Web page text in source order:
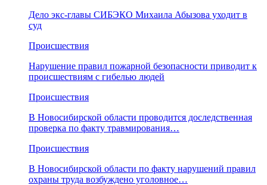
Дело экс-главы СИБЭКО Михаила Абызова уходит в
суд
Происшествия
Нарушение правил пожарной безопасности приводит к
происшествиям с гибелью людей
Происшествия
В Новосибирской области проводится доследственная
проверка по факту травмирования…
Происшествия
В Новосибирской области по факту нарушений правил
охраны труда возбуждено уголовное…